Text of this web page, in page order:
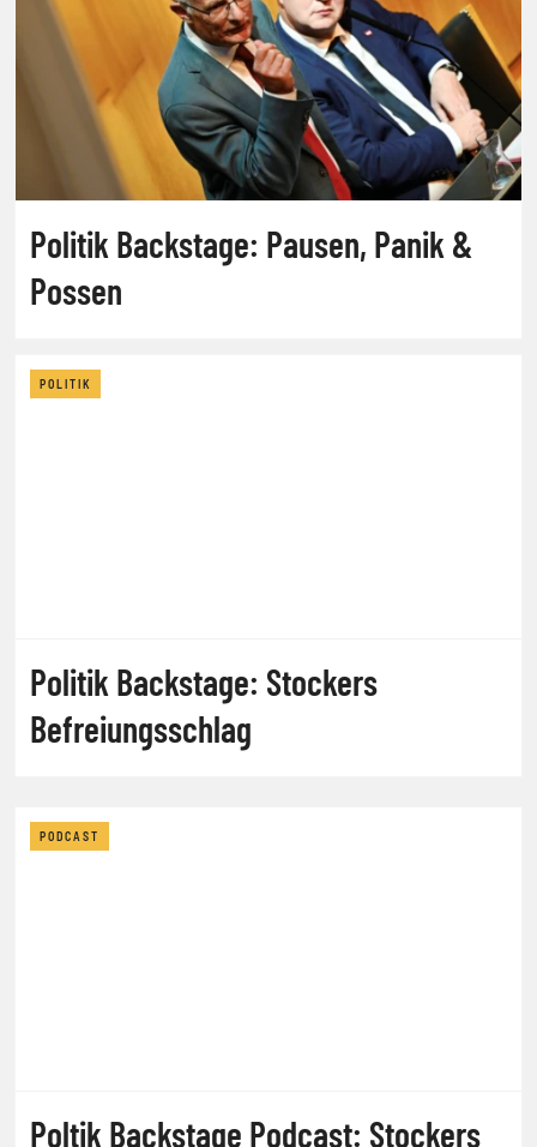
Politik Backstage: Pausen, Panik &
Possen
POLITIK
Politik Backstage: Stockers
Befreiungsschlag
PODCAST
Poltik Backstage Podcast: Stockers